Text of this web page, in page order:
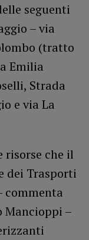
seguenti
– via
(tratto
Emilia
Strada
e via La
risorse che il
dei Trasporti
commenta
Mancioppi –